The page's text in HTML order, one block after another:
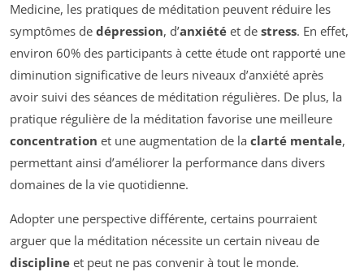
Medicine, les pratiques de méditation peuvent réduire les
symptômes de dépression, d’anxiété et de stress. En effet,
environ 60% des participants à cette étude ont rapporté une
diminution significative de leurs niveaux d’anxiété après
avoir suivi des séances de méditation régulières. De plus, la
pratique régulière de la méditation favorise une meilleure
concentration et une augmentation de la clarté mentale,
permettant ainsi d’améliorer la performance dans divers
domaines de la vie quotidienne.
Adopter une perspective différente, certains pourraient
arguer que la méditation nécessite un certain niveau de
discipline et peut ne pas convenir à tout le monde.